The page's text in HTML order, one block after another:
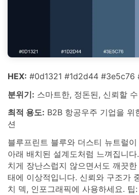
HEX: #0d1321 #1d2d44
분위기: 스마트한, 정돈된, 신뢰할
최적 용도: B2B 항공우주 기업을 위
션
블루프린트 블루와 더스티 뉴트럴
아래 배치된 설계도처럼 느껴집니
치게 장난스럽지 않으면서도 깨끗
태에 이상적입니다. 신뢰와 구조가
치 덱, 인포그래픽에 사용하세요.